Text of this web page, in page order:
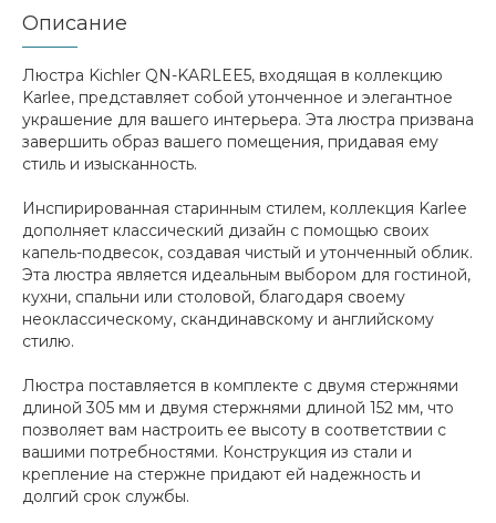
Описание
Люстра Kichler QN-KARLEE5, входящая в коллекцию
Karlee, представляет собой утонченное и элегантное
украшение для вашего интерьера. Эта люстра призвана
завершить образ вашего помещения, придавая ему
стиль и изысканность.
Инспирированная старинным стилем, коллекция Karlee
дополняет классический дизайн с помощью своих
капель-подвесок, создавая чистый и утонченный облик.
Эта люстра является идеальным выбором для гостиной,
кухни, спальни или столовой, благодаря своему
неоклассическому, скандинавскому и английскому
стилю.
Люстра поставляется в комплекте с двумя стержнями
длиной 305 мм и двумя стержнями длиной 152 мм, что
позволяет вам настроить ее высоту в соответствии с
вашими потребностями. Конструкция из стали и
крепление на стержне придают ей надежность и
долгий срок службы.